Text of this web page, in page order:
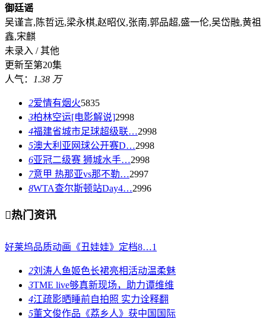
御廷谣
吴谨言,陈哲远,梁永棋,赵昭仪,张南,郭品超,盛一伦,吴岱融,黄祖
鑫,宋麒
未录入 / 其他
更新至第20集
人气：
1.38 万
2爱情有烟火5835
3柏林空运[电影解说]2998
4福建省城市足球超级联…2998
5澳大利亚网球公开赛D…2998
6亚冠二级赛 狮城水手…2998
7意甲 热那亚vs那不勒…2997
8WTA查尔斯顿站Day4…2996
热门资讯
好莱坞品质动画《丑娃娃》定档8…1
2刘涛人鱼姬色长裙亮相活动温柔魅
3TME live够真新现场，助力谭维维
4江疏影晒睡前自拍照 实力诠释翻
5董文俊作品《荔乡人》获中国国际